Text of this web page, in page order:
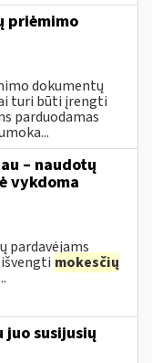
priėmimo
dokumentų
turi būti įrengti
parduodamas
– naudotų
vykdoma
pardavėjams
išvengti mokesčių
juo susijusių